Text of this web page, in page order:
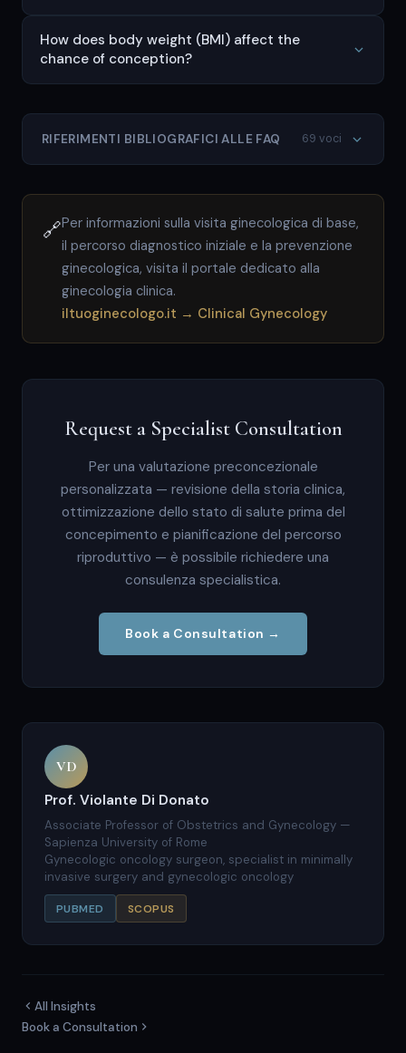
How does body weight (BMI) affect the
chance of conception?
RIFERIMENTI BIBLIOGRAFICI ALLE FAQ 69 voci
🔗Per informazioni sulla visita ginecologica di base,
il percorso diagnostico iniziale e la prevenzione
ginecologica, visita il portale dedicato alla
ginecologia clinica.
iltuoginecologo.it → Clinical Gynecology
Request a Specialist Consultation
Per una valutazione preconcezionale
personalizzata — revisione della storia clinica,
ottimizzazione dello stato di salute prima del
concepimento e pianificazione del percorso
riproduttivo — è possibile richiedere una
consulenza specialistica.
Book a Consultation →
VD
Prof. Violante Di Donato
Associate Professor of Obstetrics and Gynecology —
Sapienza University of Rome
Gynecologic oncology surgeon, specialist in minimally
invasive surgery and gynecologic oncology
PUBMED SCOPUS
All Insights
Book a Consultation